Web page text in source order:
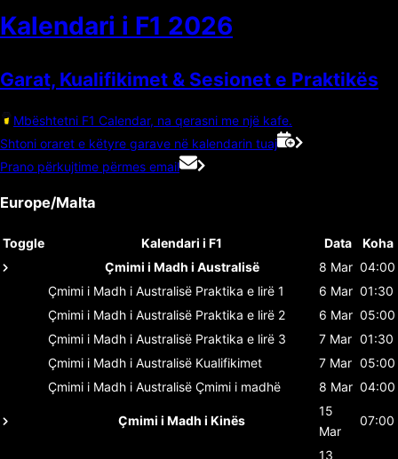
Kalendari i F1 2026
Garat, Kualifikimet & Sesionet e Praktikës
Mbështetni F1 Calendar, na qerasni me një kafe.
Shtoni oraret e këtyre garave në kalendarin tuaj
Prano përkujtime përmes email
Europe/Malta
Toggle Kalendari i F1 Data
Koha
Çmimi i Madh i Australisë
8 Mar 04:00
Çmimi i Madh i Australisë Praktika e lirë 1 6 Mar 01:30
Çmimi i Madh i Australisë Praktika e lirë 2 6 Mar 05:00
Çmimi i Madh i Australisë Praktika e lirë 3 7 Mar 01:30
Çmimi i Madh i Australisë Kualifikimet 7 Mar 05:00
Çmimi i Madh i Australisë Çmimi i madhë 8 Mar 04:00
Çmimi i Madh i Kinës
15
Mar
07:00
13